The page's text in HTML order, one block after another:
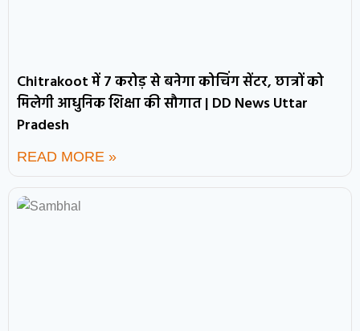
Chitrakoot में 7 करोड़ से बनेगा कोचिंग सेंटर, छात्रों को
मिलेगी आधुनिक शिक्षा की सौगात | DD News Uttar
Pradesh
READ MORE »